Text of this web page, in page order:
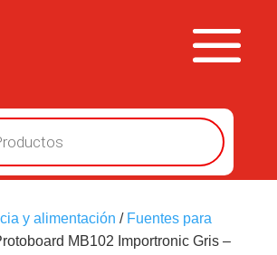
y alimentación / Fuentes para
MB102 Importronic Gris –